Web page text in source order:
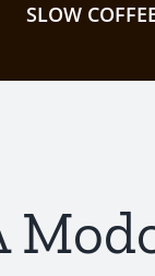
SLOW